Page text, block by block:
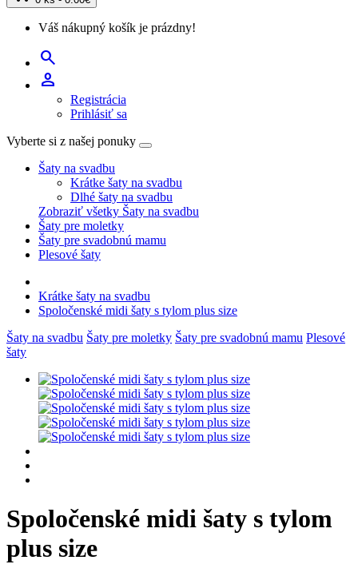
Váš nákupný košík je prázdny!
search
person
Registrácia
Prihlásiť sa
Vyberte si z našej ponuky
Šaty na svadbu
Krátke šaty na svadbu
Dlhé šaty na svadbu
Zobraziť všetky Šaty na svadbu
Šaty pre moletky
Šaty pre svadobnú mamu
Plesové šaty
Krátke šaty na svadbu
Spoločenské midi šaty s tylom plus size
Šaty na svadbu Šaty pre moletky Šaty pre svadobnú mamu Plesové
šaty
Spoločenské midi šaty s tylom
plus size